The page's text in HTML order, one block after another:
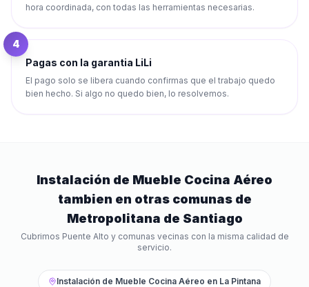
hora coordinada, con todas las herramientas necesarias.
4
Pagas con la garantia LiLi
El pago solo se libera cuando confirmas que el trabajo quedo
bien hecho. Si algo no quedo bien, lo resolvemos.
Instalación de Mueble Cocina Aéreo
tambien en otras comunas de
Metropolitana de Santiago
Cubrimos Puente Alto y comunas vecinas con la misma calidad de
servicio.
Instalación de Mueble Cocina Aéreo en La Pintana